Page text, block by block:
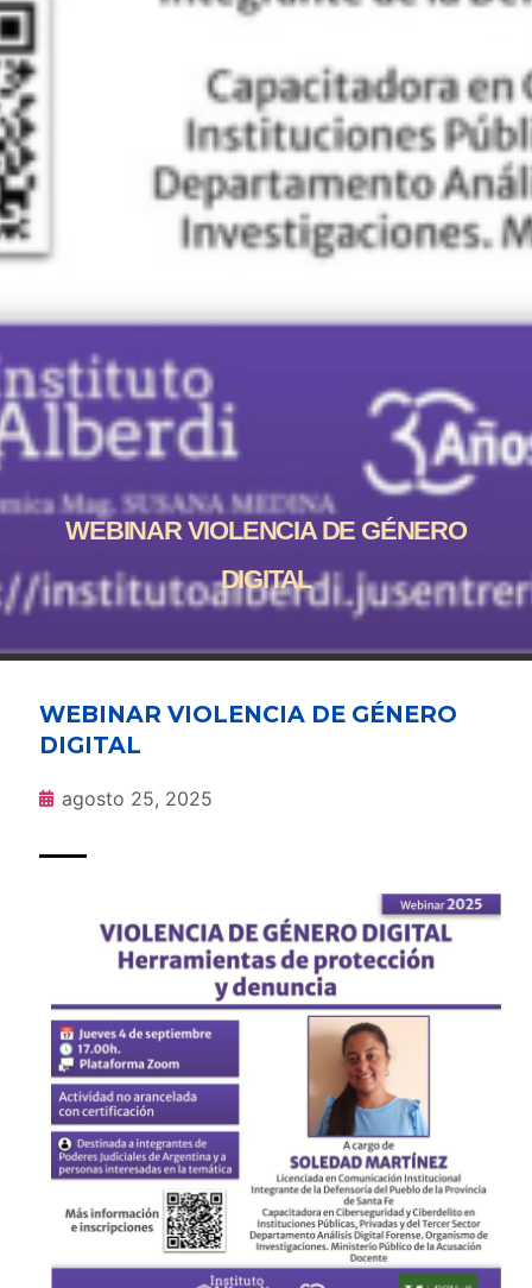
WEBINAR VIOLENCIA DE GÉNERO
DIGITAL
WEBINAR VIOLENCIA DE GÉNERO
DIGITAL
agosto 25, 2025